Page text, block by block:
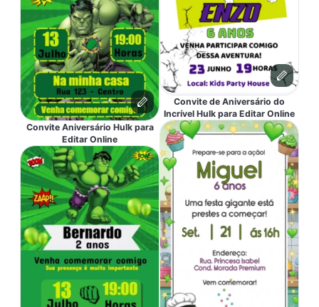
Convite Aniversário Hulk para
Editar Online
Convite de Aniversário do
Incrível Hulk para Editar Online